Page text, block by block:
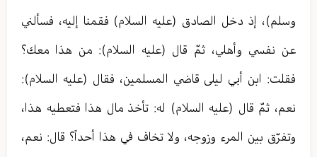
وسلم)، إذ دخل الصادق (عليه السلام) فقمنا إليه، فسألني
عن نفسي وأهلي، ثمّ قال (عليه السلام): من هذا معك؟
فقلت: ابن أبي ليلى قاضي المسلمين، فقال (عليه السلام):
نعم، ثمّ قال (عليه السلام) له: تأخذ مال هذا فتعطيه هذا،
وتفرّق بين المرء وزوجه، ولا تخاف في هذا أحداً؟ قال: نعم،